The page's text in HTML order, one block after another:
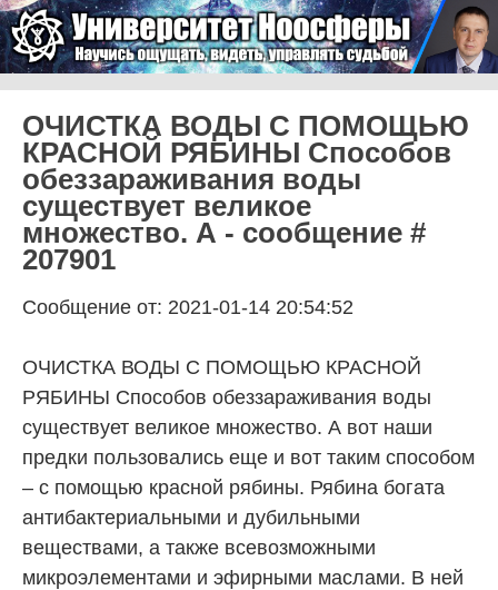
Университет Ноосферы
ОЧИСТКА ВОДЫ С ПОМОЩЬЮ
КРАСНОЙ РЯБИНЫ Способов
обеззараживания воды
существует великое
множество. А - сообщение #
207901
Сообщение от: 2021-01-14 20:54:52
ОЧИСТКА ВОДЫ С ПОМОЩЬЮ КРАСНОЙ
РЯБИНЫ Способов обеззараживания воды
существует великое множество. А вот наши
предки пользовались еще и вот таким способом
– с помощью красной рябины. Рябина богата
антибактериальными и дубильными
веществами, а также всевозможными
микроэлементами и эфирными маслами. В ней